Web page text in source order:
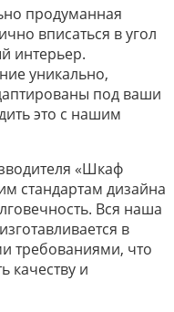
продуманная
вписаться в угол
интерьер.
уникально,
под ваши
это с нашим
«Шкаф
стандартам дизайна
Вся наша
в
требованиями, что
качеству и